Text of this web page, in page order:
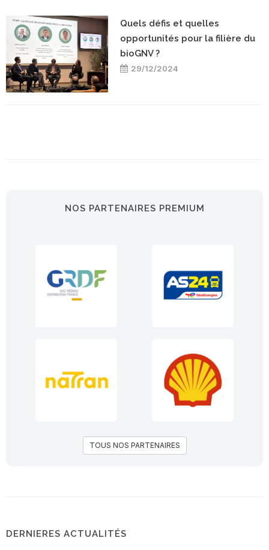
Quels défis et quelles
opportunités pour la filière du
bioGNV ?
29/12/2024
NOS PARTENAIRES PREMIUM
TOUS NOS PARTENAIRES
DERNIERES ACTUALITÉS